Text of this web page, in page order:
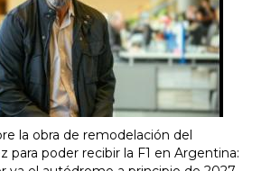
la obra de remodelación del
para poder recibir la F1 en Argentina: